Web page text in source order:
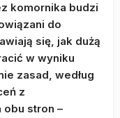
komornika budzi
do
się, jak dużą
w wyniku
zasad, według
z
stron –